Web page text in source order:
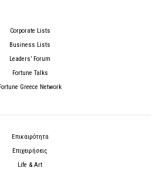
Corporate Lists
Business Lists
Leaders’ Forum
Fortune Talks
Greece Network
Επικαιρότητα
Επιχειρήσεις
Life & Art